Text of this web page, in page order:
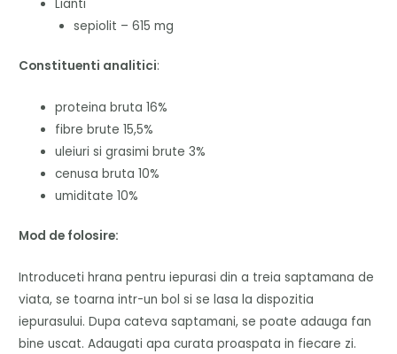
Lianti
sepiolit – 615 mg
Constituenti analitici:
proteina bruta 16%
fibre brute 15,5%
uleiuri si grasimi brute 3%
cenusa bruta 10%
umiditate 10%
Mod de folosire:
Introduceti hrana pentru iepurasi din a treia saptamana de
viata, se toarna intr-un bol si se lasa la dispozitia
iepurasului. Dupa cateva saptamani, se poate adauga fan
bine uscat. Adaugati apa curata proaspata in fiecare zi.